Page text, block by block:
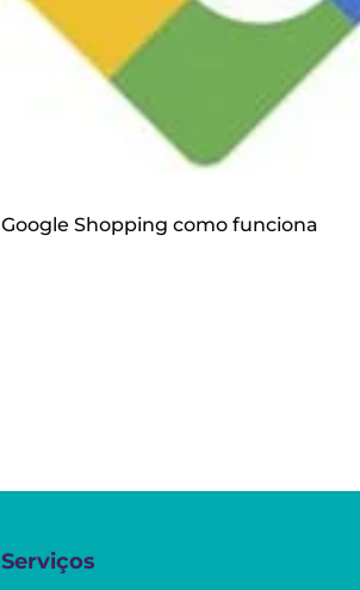
Google Shopping como funciona
Serviços